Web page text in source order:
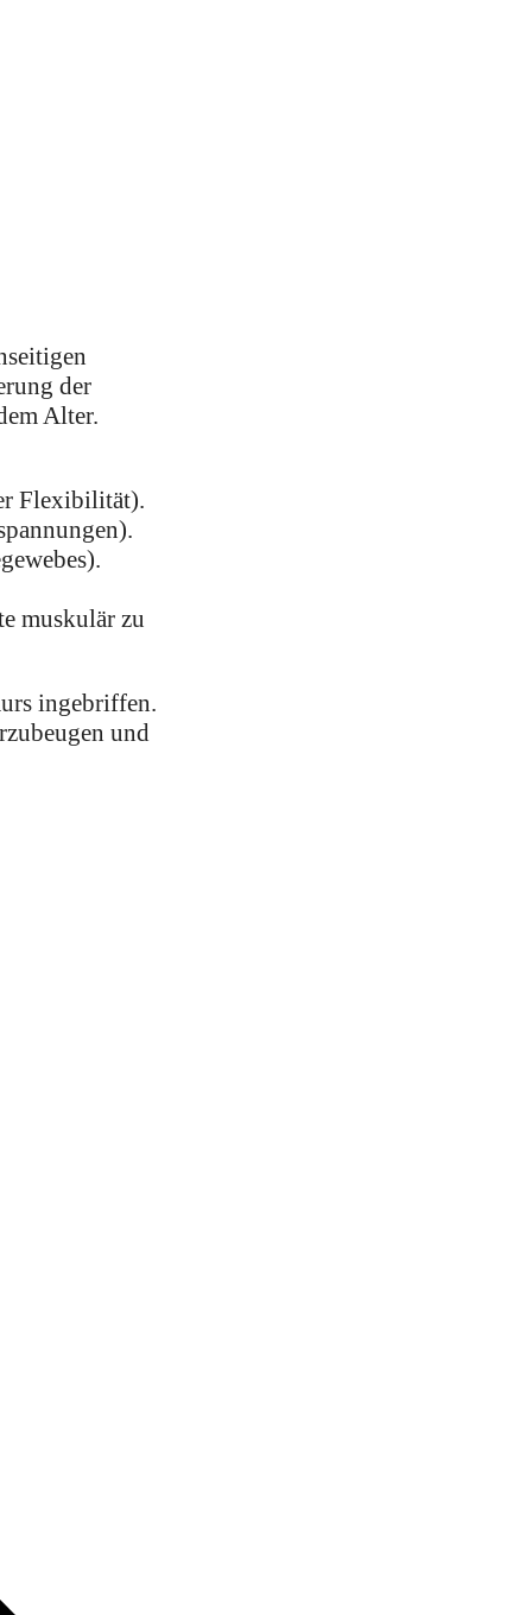
der
Alter.
Flexibilität).
muskulär zu
ingebriffen.
und